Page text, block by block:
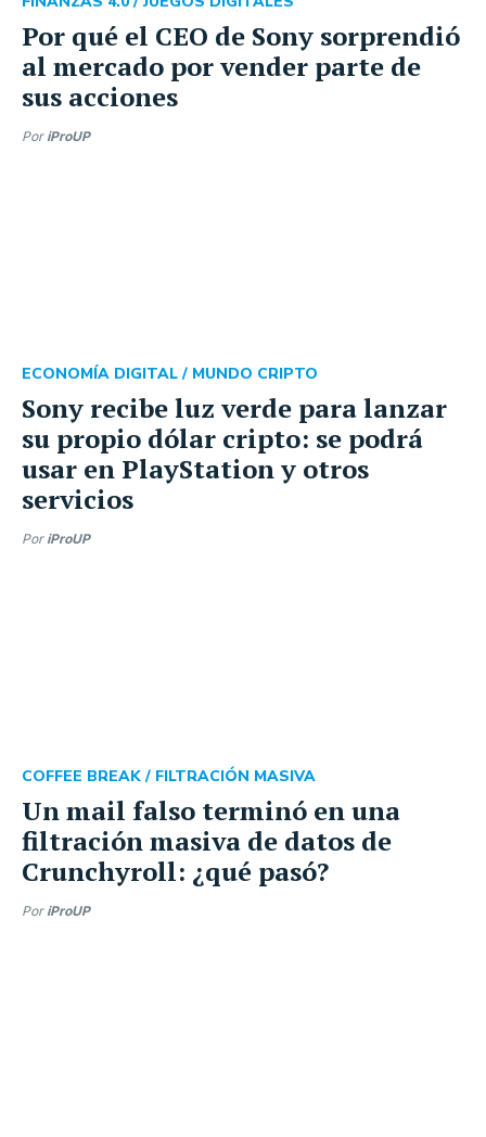
Por qué el CEO de Sony sorprendió
al mercado por vender parte de
sus acciones
Por iProUP
Sony recibe luz verde para lanzar
su propio dólar cripto: se podrá
usar en PlayStation y otros
servicios
ECONOMÍA DIGITAL / MUNDO CRIPTO
Por iProUP
Un mail falso terminó en una
filtración masiva de datos de
Crunchyroll: ¿qué pasó?
COFFEE BREAK / FILTRACIÓN MASIVA
Por iProUP